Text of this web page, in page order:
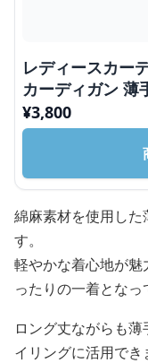
レディースカー
カーディガン 薄
¥3,800
綿麻素材を使用し
す。
軽やかな着心地が
ったりの一着となっ
ロング丈ながらも
イリングに活用でき